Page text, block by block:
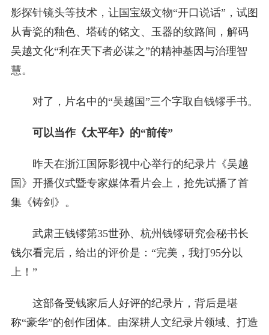
影探针镜头等技术，让国宝级文物“开口说话”，试图
从青瓷的釉色、塔砖的铭文、玉器的纹路间，解码
吴越文化“利在天下者必谋之”的精神基因与治理智
慧。
对了，片名中的“吴越国”三个字取自钱镠手书。
可以当作《太平年》的“前传”
昨天在浙江国际影视中心举行的纪录片《吴越
国》开播仪式暨专家媒体看片会上，抢先试播了首
集《铸剑》。
武肃王钱镠第35世孙、杭州钱镠研究会秘书长
钱尔看完后，给出的评价是：“完美，我打95分以
上！”
这部备受钱家后人好评的纪录片，背后是堪
称“豪华”的创作团体。由深耕人文纪录片领域、打造